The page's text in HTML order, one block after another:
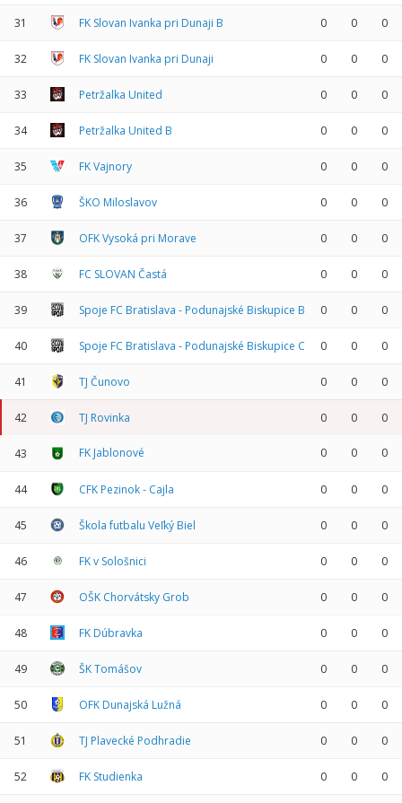
31 FK Slovan Ivanka pri Dunaji B 0 0 0
32 FK Slovan Ivanka pri Dunaji 0 0 0
33 Petržalka United 0 0 0
34 Petržalka United B 0 0 0
35 FK Vajnory 0 0 0
36 ŠKO Miloslavov 0 0 0
37 OFK Vysoká pri Morave 0 0 0
38 FC SLOVAN Častá 0 0 0
39 Spoje FC Bratislava - Podunajské Biskupice B 0 0 0
40 Spoje FC Bratislava - Podunajské Biskupice C 0 0 0
41 TJ Čunovo 0 0 0
42 TJ Rovinka 0 0 0
43 FK Jablonové 0 0 0
44 CFK Pezinok - Cajla 0 0 0
45 Škola futbalu Veľký Biel 0 0 0
46 FK v Sološnici 0 0 0
47 OŠK Chorvátsky Grob 0 0 0
48 FK Dúbravka 0 0 0
49 ŠK Tomášov 0 0 0
50 OFK Dunajská Lužná 0 0 0
51 TJ Plavecké Podhradie 0 0 0
52 FK Studienka 0 0 0